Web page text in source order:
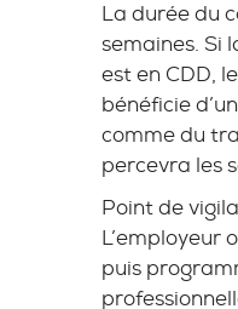
La durée du
semaines. Si
est en CDD,
bénéficie
comme du
percevra les
Point de
L’employeur
puis